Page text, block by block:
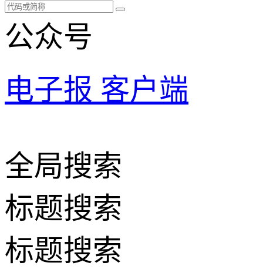
公众号
电子报 客户端
全局搜索
标题搜索
标题搜索